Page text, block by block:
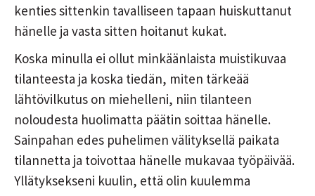
kenties sittenkin tavalliseen tapaan huiskuttanut
hänelle ja vasta sitten hoitanut kukat.
Koska minulla ei ollut minkäänlaista muistikuvaa
tilanteesta ja koska tiedän, miten tärkeää
lähtövilkutus on miehelleni, niin tilanteen
noloudesta huolimatta päätin soittaa hänelle.
Sainpahan edes puhelimen välityksellä paikata
tilannetta ja toivottaa hänelle mukavaa työpäivää.
Yllätyksekseni kuulin, että olin kuulemma